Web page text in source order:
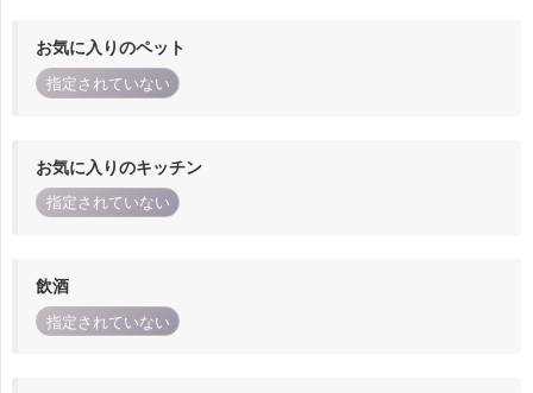
お気に入りのペット
指定されていない
お気に入りのキッチン
指定されていない
飲酒
指定されていない